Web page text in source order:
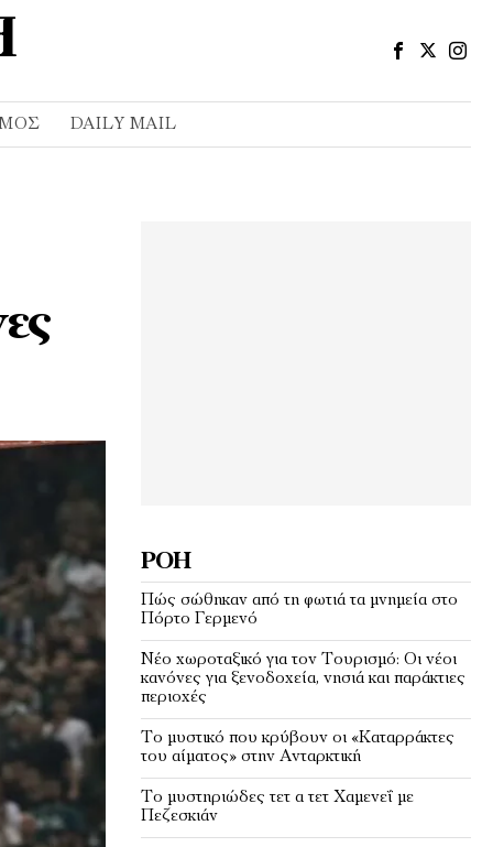
DAILY MAIL
ΡΟΉ
Πώς σώθηκαν από τη φωτιά τα μνημεία στο
Πόρτο Γερμενό
Νέο χωροταξικό για τον Τουρισμό: Οι νέοι
κανόνες για ξενοδοχεία, νησιά και παράκτιες
περιοχές
Το μυστικό που κρύβουν οι «Καταρράκτες
του αίματος» στην Ανταρκτική
Το μυστηριώδες τετ α τετ Χαμενεΐ με
Πεζεσκιάν